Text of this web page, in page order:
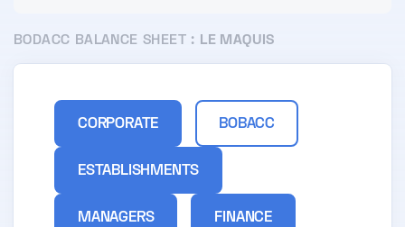
BODACC BALANCE SHEET : LE MAQUIS
CORPORATE BOBACC
ESTABLISHMENTS
MANAGERS FINANCE